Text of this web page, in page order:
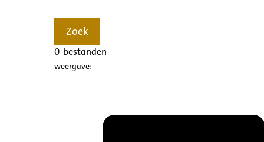
Zoek
0 bestanden
weergave: